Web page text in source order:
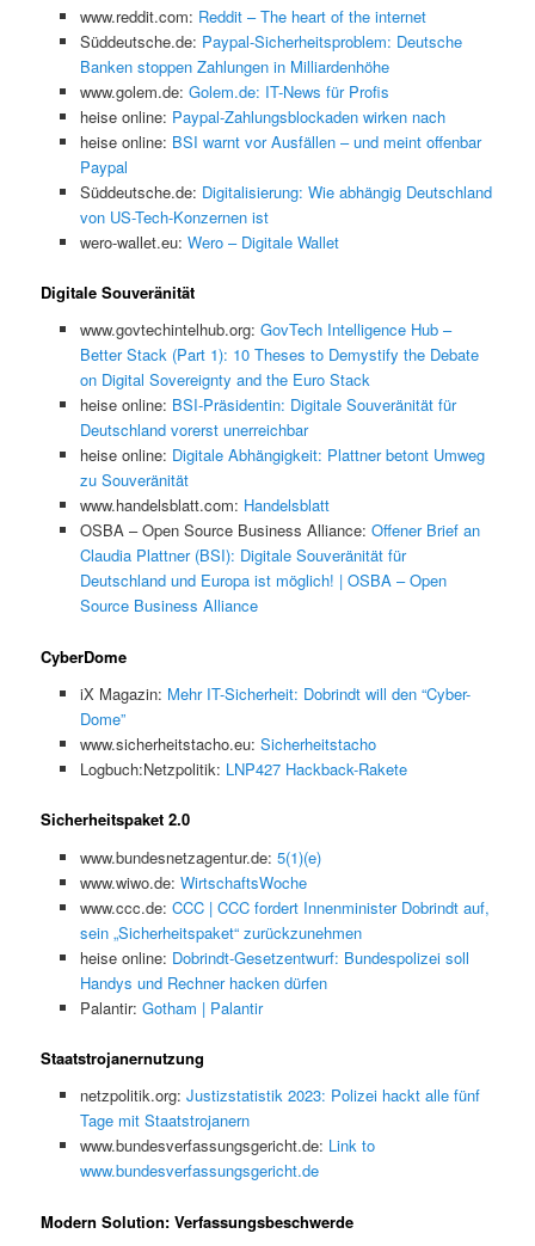
www.reddit.com: Reddit – The heart of the internet
Süddeutsche.de: Paypal-Sicherheitsproblem: Deutsche
Banken stoppen Zahlungen in Milliardenhöhe
www.golem.de: Golem.de: IT-News für Profis
heise online: Paypal-Zahlungsblockaden wirken nach
heise online: BSI warnt vor Ausfällen – und meint offenbar
Paypal
Süddeutsche.de: Digitalisierung: Wie abhängig Deutschland
von US-Tech-Konzernen ist
wero-wallet.eu: Wero – Digitale Wallet
Digitale Souveränität
www.govtechintelhub.org: GovTech Intelligence Hub –
Better Stack (Part 1): 10 Theses to Demystify the Debate
on Digital Sovereignty and the Euro Stack
heise online: BSI-Präsidentin: Digitale Souveränität für
Deutschland vorerst unerreichbar
heise online: Digitale Abhängigkeit: Plattner betont Umweg
zu Souveränität
www.handelsblatt.com: Handelsblatt
OSBA – Open Source Business Alliance: Offener Brief an
Claudia Plattner (BSI): Digitale Souveränität für
Deutschland und Europa ist möglich! | OSBA – Open
Source Business Alliance
CyberDome
iX Magazin: Mehr IT-Sicherheit: Dobrindt will den “Cyber-
Dome”
www.sicherheitstacho.eu: Sicherheitstacho
Logbuch:Netzpolitik: LNP427 Hackback-Rakete
Sicherheitspaket 2.0
www.bundesnetzagentur.de: 5(1)(e)
www.wiwo.de: WirtschaftsWoche
www.ccc.de: CCC | CCC fordert Innenminister Dobrindt auf,
sein „Sicherheitspaket“ zurückzunehmen
heise online: Dobrindt-Gesetzentwurf: Bundespolizei soll
Handys und Rechner hacken dürfen
Palantir: Gotham | Palantir
Staatstrojanernutzung
netzpolitik.org: Justizstatistik 2023: Polizei hackt alle fünf
Tage mit Staatstrojanern
www.bundesverfassungsgericht.de: Link to
www.bundesverfassungsgericht.de
Modern Solution: Verfassungsbeschwerde